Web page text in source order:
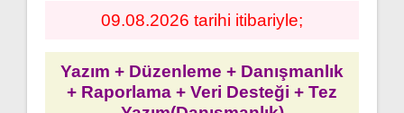
09.08.2026 tarihi itibariyle;
Yazım + Düzenleme + Danışmanlık
+ Raporlama + Veri Desteği + Tez